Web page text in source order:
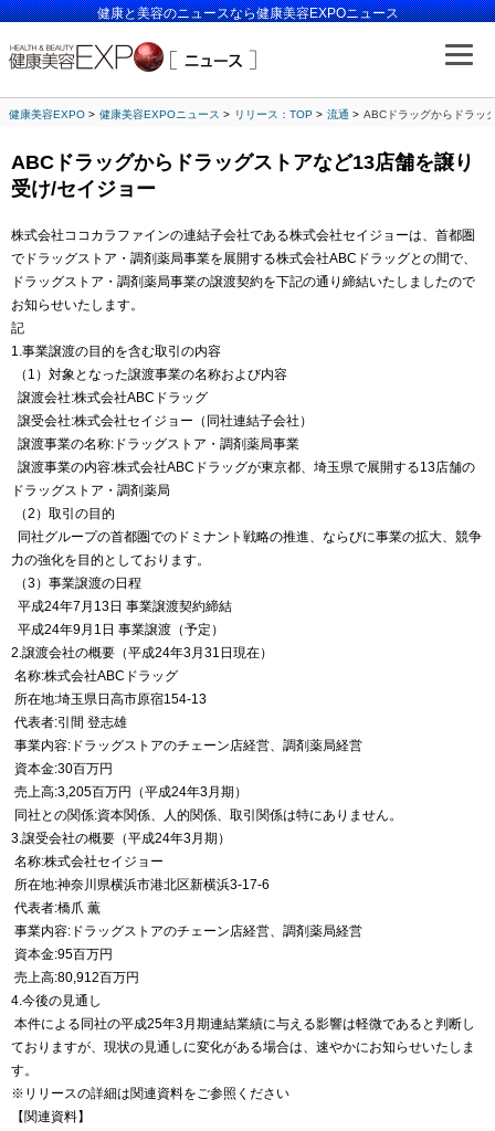
健康と美容のニュースなら健康美容EXPOニュース
健康美容EXPO 健康美容EXPOニュース リリース：TOP 流通 ABCドラッグからドラッ
ABCドラッグからドラッグストアなど13店舗を譲り
受け/セイジョー
株式会社ココカラファインの連結子会社である株式会社セイジョーは、首都圏
でドラッグストア・調剤薬局事業を展開する株式会社ABCドラッグとの間で、
ドラッグストア・調剤薬局事業の譲渡契約を下記の通り締結いたしましたので
お知らせいたします。
記
1.事業譲渡の目的を含む取引の内容
（1）対象となった譲渡事業の名称および内容
譲渡会社:株式会社ABCドラッグ
譲受会社:株式会社セイジョー（同社連結子会社）
譲渡事業の名称:ドラッグストア・調剤薬局事業
譲渡事業の内容:株式会社ABCドラッグが東京都、埼玉県で展開する13店舗の
ドラッグストア・調剤薬局
（2）取引の目的
同社グループの首都圏でのドミナント戦略の推進、ならびに事業の拡大、競争
力の強化を目的としております。
（3）事業譲渡の日程
平成24年7月13日 事業譲渡契約締結
平成24年9月1日 事業譲渡（予定）
2.譲渡会社の概要（平成24年3月31日現在）
名称:株式会社ABCドラッグ
所在地:埼玉県日高市原宿154-13
代表者:引間 登志雄
事業内容:ドラッグストアのチェーン店経営、調剤薬局経営
資本金:30百万円
売上高:3,205百万円（平成24年3月期）
同社との関係:資本関係、人的関係、取引関係は特にありません。
3.譲受会社の概要（平成24年3月期）
名称:株式会社セイジョー
所在地:神奈川県横浜市港北区新横浜3-17-6
代表者:橋爪 薫
事業内容:ドラッグストアのチェーン店経営、調剤薬局経営
資本金:95百万円
売上高:80,912百万円
4.今後の見通し
本件による同社の平成25年3月期連結業績に与える影響は軽微であると判断し
ておりますが、現状の見通しに変化がある場合は、速やかにお知らせいたしま
す。
※リリースの詳細は関連資料をご参照ください
【関連資料】